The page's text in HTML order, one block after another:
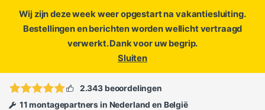
Wij zijn deze week weer opgestart na vakantiesluiting.
Bestellingen en berichten worden wellicht vertraagd
verwerkt. Dank voor uw begrip.
Sluiten
ofopen een ticket
2.343 beoordelingen
11 montagepartners in Nederland en België